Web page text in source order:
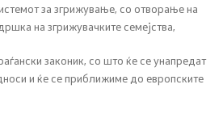
и семејно насилство
на еднаквите можности
еднаквост
за згрижување, со отворање на
на згрижувачките семејства,
законик, со што ќе се унапредат
и ќе се приближиме до европските